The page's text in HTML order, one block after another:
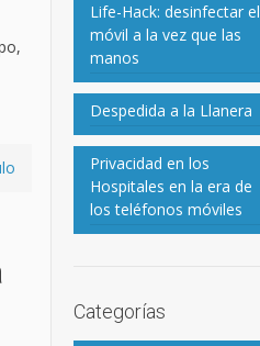
Life-Hack: desinfectar el
móvil a la vez que las
manos
Despedida a la Llanera
Privacidad en los
Hospitales en la era de
los teléfonos móviles
Categorías